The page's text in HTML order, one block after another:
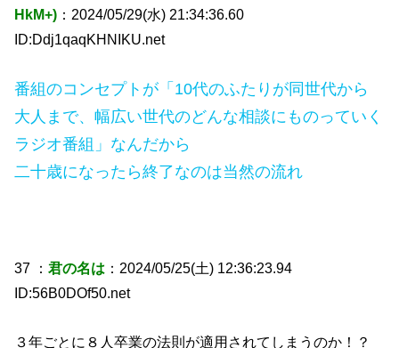
HkM+) ：2024/05/29(水) 21:34:36.60
ID:Ddj1qaqKHNIKU.net
番組のコンセプトが「10代のふたりが同世代から
大人まで、幅広い世代のどんな相談にものっていく
ラジオ番組」なんだから
二十歳になったら終了なのは当然の流れ
37 ：君の名は ：2024/05/25(土) 12:36:23.94
ID:56B0DOf50.net
３年ごとに８人卒業の法則が適用されてしまうのか！？